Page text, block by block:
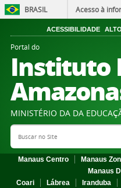
BRASIL Acesso à
ACESSIBILIDADE
Portal do
Instituto
MINISTÉRIO DA DA
Search Site
Manaus Centro Manaus
Manaus
Coari
Lábrea Iranduba